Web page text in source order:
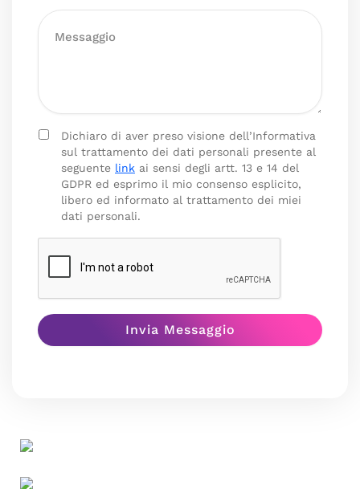
Dichiaro di aver preso visione dell’Informativa
sul trattamento dei dati personali presente al
seguente link ai sensi degli artt. 13 e 14 del
GDPR ed esprimo il mio consenso esplicito,
libero ed informato al trattamento dei miei
dati personali.